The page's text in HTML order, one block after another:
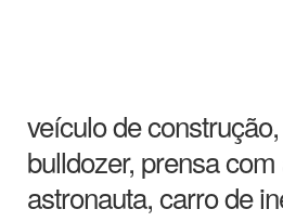
veículo de
bulldozer, prensa com
astronauta, carro de